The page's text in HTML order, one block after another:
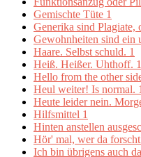
Gemischte Tüte 1
Generika sind Plagiate,
Gewohnheiten sind ein
Haare. Selbst schuld. 1
Heiß. Heißer. Uhthoff. 1
Hello from the other
Heul weiter! Is normal. 1
Heute leider nein.
Hilfsmittel 1
Hinten anstellen
Hör' mal, wer da
Ich bin übrigens auch